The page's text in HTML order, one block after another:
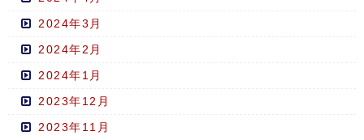
2024年3月
2024年2月
2024年1月
2023年12月
2023年11月